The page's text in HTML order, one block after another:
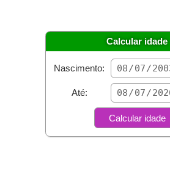
Calcular idade
Nascimento:
Até: